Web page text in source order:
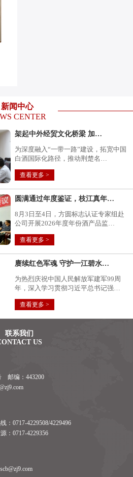
新闻中心
CENTER
架起中外经贸文化桥梁 加…
为深度融入“一带一路”建设，拓宽中国
白酒国际化路径，推动荆楚名…
查看更多 >
圆满通过年度鉴证，枝江真年…
8月3日至4日，方圆标志认证专家组赴
公司开展2026年度年份酒产品监…
查看更多 >
赓续红色军魂 守护一江碧水…
为热烈庆祝中国人民解放军建军99周
年，深入学习贯彻习近平总书记强…
查看更多 >
联系我们
US
邮编：443200
：0717-4229508/4229496
：0717-4229356